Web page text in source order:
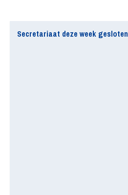
Secretariaat deze week gesloten